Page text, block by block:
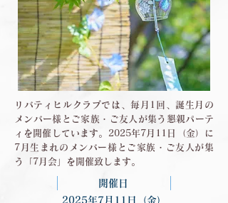
リバティヒルクラブでは、毎月1回、誕生月の
メンバー様とご家族・ご友人が集う懇親パーテ
ィを開催しています。2025年7月11日（金）に
7月生まれのメンバー様とご家族・ご友人が集
う「7月会」を開催致します。
開催日
2025年7月11日（金）